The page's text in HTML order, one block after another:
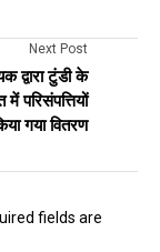
Next Post
द्वारा टुंडी के
परिसंपत्तियों
गया वितरण
fields are